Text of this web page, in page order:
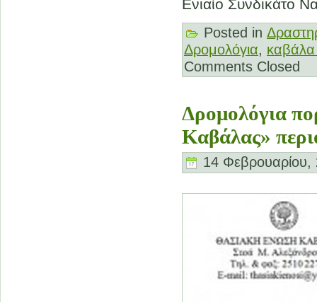
Eνιαίο Συνδικάτο
Posted in
Δρομολόγια, καβάλα
Comments Closed
Δρομολόγια
Καβάλας»
14